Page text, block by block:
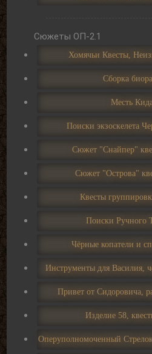
Сюжеты ОП-2.1
Хомячьи Квесты,
Сборка
Месть
Поиски экзоскелета
Сюжет "Снайпер"
Сюжет "Острова"
Квесты
Поиски Ручного
Чёрные копатели и
Инструменты для Василия,
Привет от Сидоровича,
Изделие 58,
Оперуполномоченный